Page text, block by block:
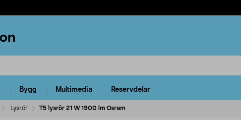
Bygg Multimedia Reservdelar
Lysrör T5 lysrör 21 W 1900 lm Osram